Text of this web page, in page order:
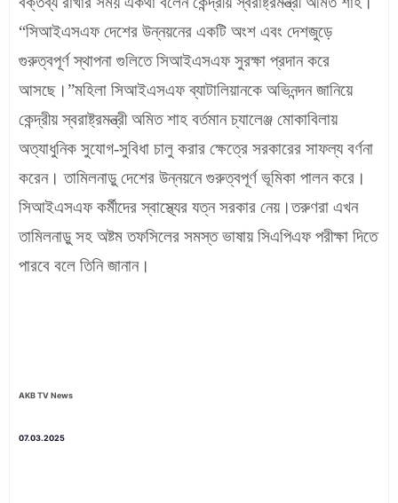
“সিআইএসএফ দেশের উন্নয়নের একটি অংশ এবং দেশজুড়ে
গুরুত্বপূর্ণ স্থাপনা গুলিতে সিআইএসএফ সুরক্ষা প্রদান করে
আসছে।”মহিলা সিআইএসএফ ব্যাটালিয়ানকে অভিনন্দন জানিয়ে
কেন্দ্রীয় স্বরাষ্ট্রমন্ত্রী অমিত শাহ বর্তমান চ্যালেঞ্জ মোকাবিলায়
অত্যাধুনিক সুযোগ-সুবিধা চালু করার ক্ষেত্রে সরকারের সাফল্য বর্ণনা
করেন। তামিলনাড়ু দেশের উন্নয়নে গুরুত্বপূর্ণ ভূমিকা পালন করে।
সিআইএসএফ কর্মীদের স্বাস্থ্যের যত্ন সরকার নেয়।তরুণরা এখন
তামিলনাড়ু সহ অষ্টম তফসিলের সমস্ত ভাষায় সিএপিএফ পরীক্ষা দিতে
পারবে বলে তিনি জানান।
AKB TV News
07.03.2025